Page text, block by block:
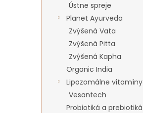
Ústne spreje
Planet Ayurveda
Zvýšená Vata
Zvýšená Pitta
Zvýšená Kapha
Organic India
Lipozomálne vitamíny
Vesantech
Probiotiká a prebiotiká